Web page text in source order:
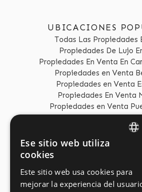
UBICACIONES
Todas Las Propiedades
Propiedades De Lujo
Propiedades En Venta En
Propiedades en Venta
Propiedades en Venta
Propiedades En Venta
Propiedades en Venta
Propiedades en Venta La
TIPOS DE
Propiedades Frente Al
Apartamentos En Venta
Ese sitio web utiliza
cookies
Este sitio web usa cookies para
mejorar la experiencia del